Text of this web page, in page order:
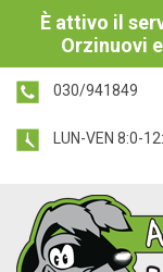
È attivo il
Orzinuovi
030/941849
LUN-VEN 8:0-